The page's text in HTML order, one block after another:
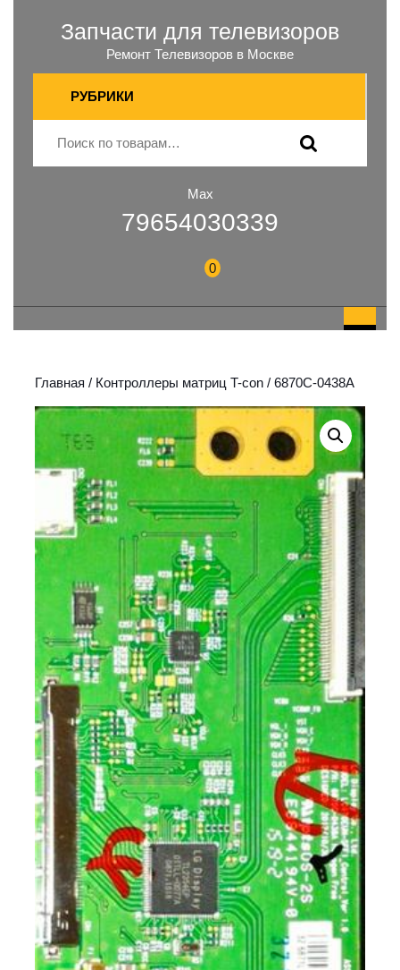
Запчасти для телевизоров
Ремонт Телевизоров в Москве
РУБРИКИ
Max
79654030339
0
Главная / Контроллеры матриц T-con / 6870C-0438A